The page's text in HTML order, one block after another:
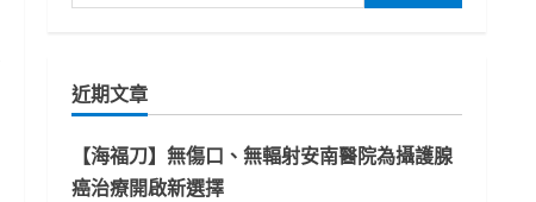
尋
字:
近期文章
【海福刀】無傷口、無輻射安南醫院為攝護腺
癌治療開啟新選擇